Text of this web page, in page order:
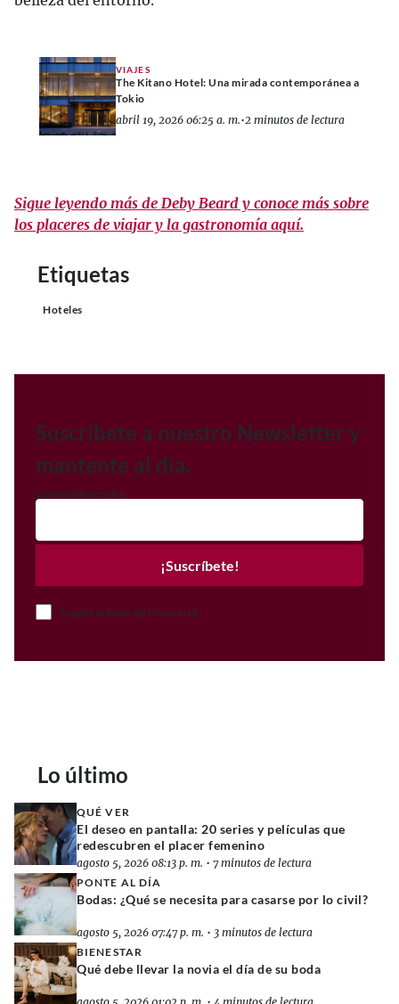
VIAJES
The Kitano Hotel: Una mirada contemporánea a
Tokio
abril 19, 2026 06:25 a. m.•2 minutos de lectura
Sigue leyendo más de Deby Beard y conoce más sobre
los placeres de viajar y la gastronomía aquí.
Etiquetas
Hoteles
Suscríbete a nuestro Newsletter y
mantente al día.
Correo electrónico
¡Suscríbete!
Acepto el Aviso de Privacidad
Lo último
QUÉ VER
El deseo en pantalla: 20 series y películas que
redescubren el placer femenino
agosto 5, 2026 08:13 p. m. • 7 minutos de lectura
PONTE AL DÍA
Bodas: ¿Qué se necesita para casarse por lo civil?
agosto 5, 2026 07:47 p. m. • 3 minutos de lectura
BIENESTAR
Qué debe llevar la novia el día de su boda